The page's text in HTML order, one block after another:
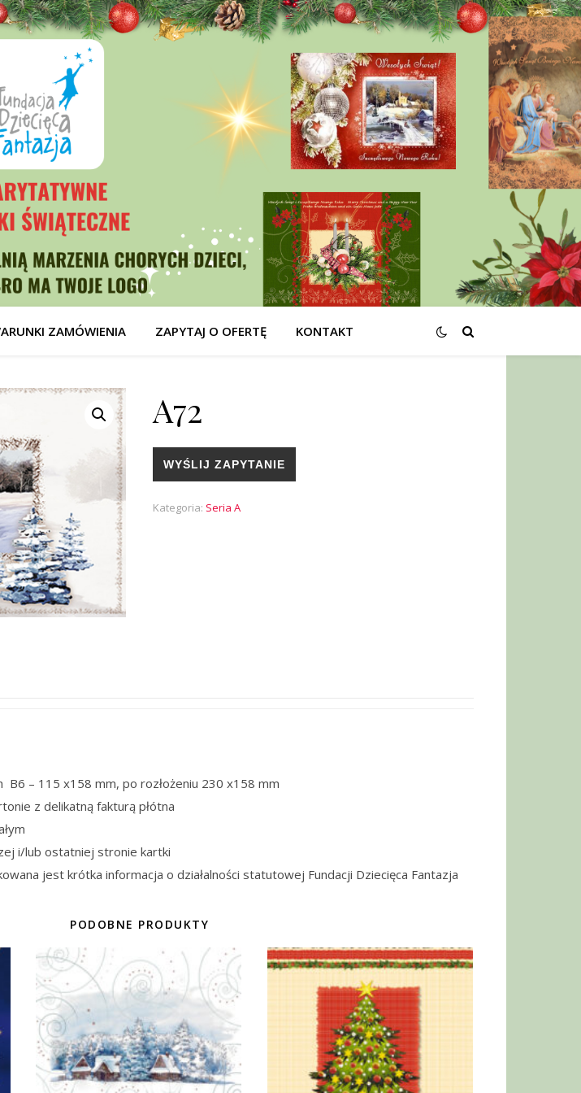
ZAMÓWIENIA ZAPYTAJ O OFERTĘ KONTAKT
A72
WYŚLIJ ZAPYTANIE
Kategoria: Seria A
– 115 x158 mm, po rozłożeniu 230 x158 mm
z delikatną fakturą płótna
i/lub ostatniej stronie kartki
jest krótka informacja o działalności statutowej Fundacji Dziecięca Fantazja
PODOBNE PRODUKTY